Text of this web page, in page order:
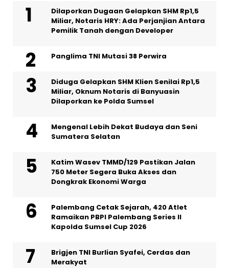
Dilaporkan Dugaan Gelapkan SHM Rp1,5
Miliar, Notaris HRY: Ada Perjanjian Antara
Pemilik Tanah dengan Developer
Panglima TNI Mutasi 38 Perwira
Diduga Gelapkan SHM Klien Senilai Rp1,5
Miliar, Oknum Notaris di Banyuasin
Dilaporkan ke Polda Sumsel ‎
Mengenal Lebih Dekat Budaya dan Seni
Sumatera Selatan
Katim Wasev TMMD/129 Pastikan Jalan
750 Meter Segera Buka Akses dan
Dongkrak Ekonomi Warga
Palembang Cetak Sejarah, 420 Atlet
Ramaikan PBPI Palembang Series II
Kapolda Sumsel Cup 2026
Brigjen TNI Burlian Syafei, Cerdas dan
Merakyat